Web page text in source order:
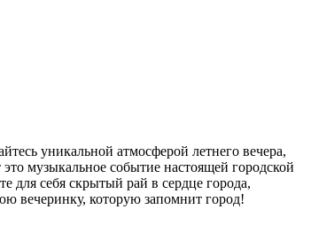
уникальной атмосферой летнего вечера,
музыкальное событие настоящей городской
себя скрытый рай в сердце города,
вечеринку, которую запомнит город!